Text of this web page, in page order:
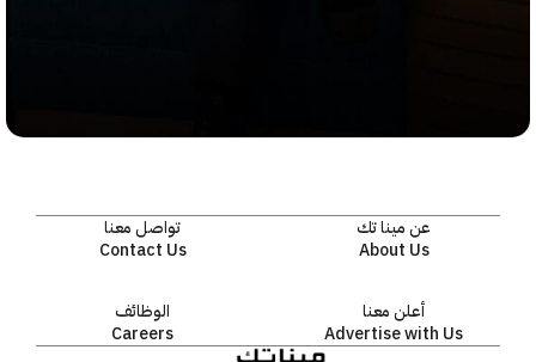
عن مينا تك
About Us
تواصل معنا
Contact Us
أعلن معنا
Advertise with Us
الوظائف
Careers